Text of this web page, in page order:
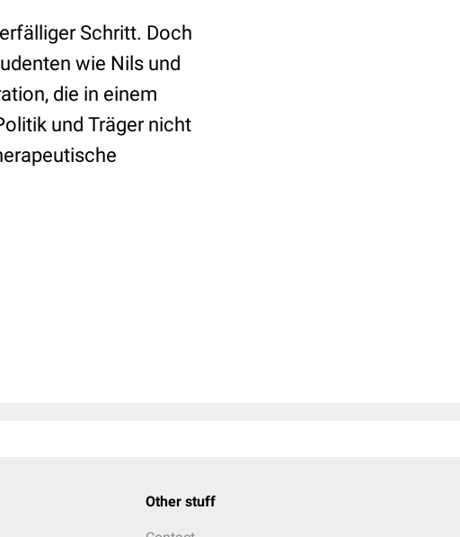
Schritt. Doch
wie Nils und
die in einem
und Träger nicht
Other stuff